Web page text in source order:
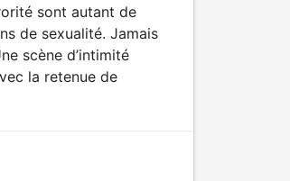
sont autant de
de sexualité. Jamais
scène d’intimité
la retenue de